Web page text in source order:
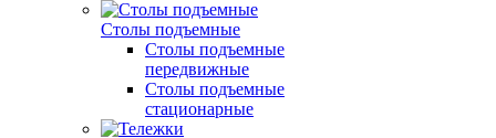
Столы подъемные
Столы подъемные
передвижные
Столы подъемные
стационарные